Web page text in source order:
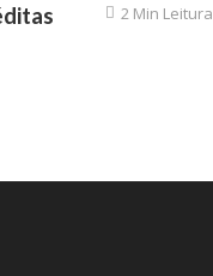
2 Min Leitura